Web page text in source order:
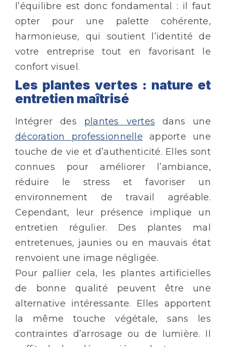
l’équilibre est donc fondamental : il faut
opter pour une palette cohérente,
harmonieuse, qui soutient l’identité de
votre entreprise tout en favorisant le
confort visuel.
Les plantes vertes : nature et
entretien maîtrisé
Intégrer des plantes vertes dans une
décoration professionnelle apporte une
touche de vie et d’authenticité. Elles sont
connues pour améliorer l’ambiance,
réduire le stress et favoriser un
environnement de travail agréable.
Cependant, leur présence implique un
entretien régulier. Des plantes mal
entretenues, jaunies ou en mauvais état
renvoient une image négligée.
Pour pallier cela, les plantes artificielles
de bonne qualité peuvent être une
alternative intéressante. Elles apportent
la même touche végétale, sans les
contraintes d’arrosage ou de lumière. Il